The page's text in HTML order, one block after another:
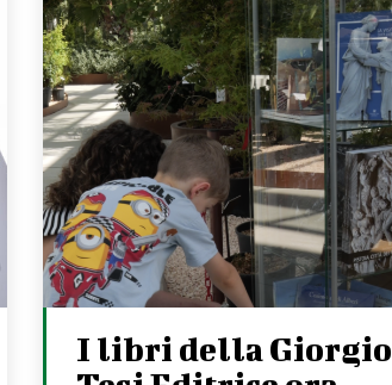
I libri della Giorgio